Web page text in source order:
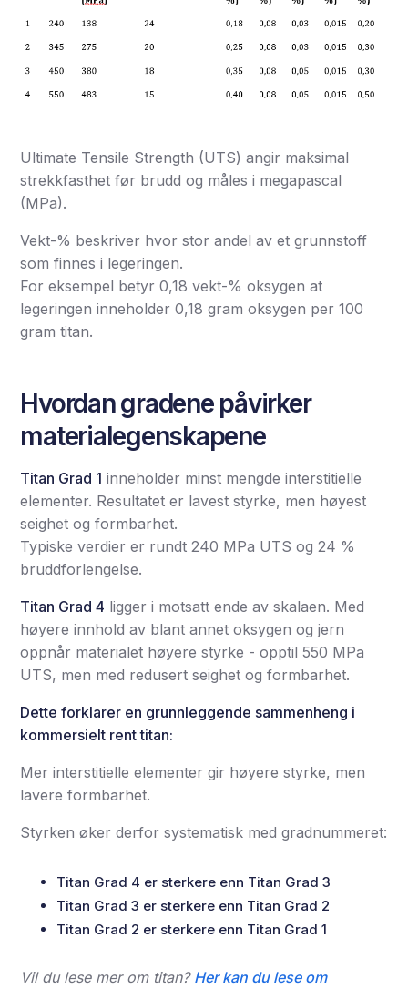
Ultimate Tensile Strength (UTS) angir maksimal
strekkfasthet før brudd og måles i megapascal
(MPa).
Vekt-% beskriver hvor stor andel av et grunnstoff
som finnes i legeringen.
For eksempel betyr 0,18 vekt-% oksygen at
legeringen inneholder 0,18 gram oksygen per 100
gram titan.
Hvordan gradene påvirker
materialegenskapene
Titan Grad 1 inneholder minst mengde interstitielle
elementer. Resultatet er lavest styrke, men høyest
seighet og formbarhet.
Typiske verdier er rundt 240 MPa UTS og 24 %
bruddforlengelse.
Titan Grad 4 ligger i motsatt ende av skalaen. Med
høyere innhold av blant annet oksygen og jern
oppnår materialet høyere styrke - opptil 550 MPa
UTS, men med redusert seighet og formbarhet.
Dette forklarer en grunnleggende sammenheng i
kommersielt rent titan:
Mer interstitielle elementer gir høyere styrke, men
lavere formbarhet.
Styrken øker derfor systematisk med gradnummeret:
Titan Grad 4 er sterkere enn Titan Grad 3
Titan Grad 3 er sterkere enn Titan Grad 2
Titan Grad 2 er sterkere enn Titan Grad 1
Vil du lese mer om titan? Her kan du lese om